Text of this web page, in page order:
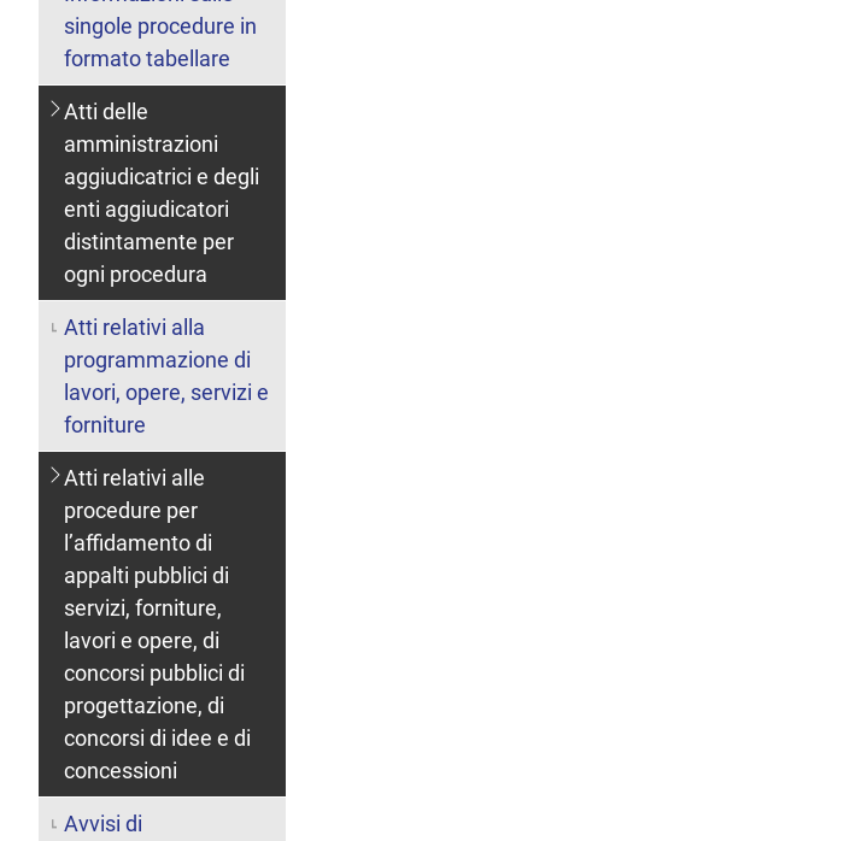
singole procedure in
formato tabellare
Atti delle
amministrazioni
aggiudicatrici e degli
enti aggiudicatori
distintamente per
ogni procedura
Atti relativi alla
programmazione di
lavori, opere, servizi e
forniture
Atti relativi alle
procedure per
l’affidamento di
appalti pubblici di
servizi, forniture,
lavori e opere, di
concorsi pubblici di
progettazione, di
concorsi di idee e di
concessioni
Avvisi di